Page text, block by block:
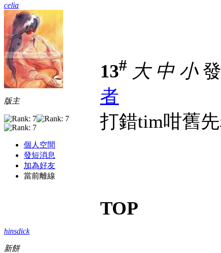
celia
版主
個人空間
發短消息
加為好友
當前離線
13# 大 中 小
者
打錯tim咁舊
TOP
hinsdick
新餅